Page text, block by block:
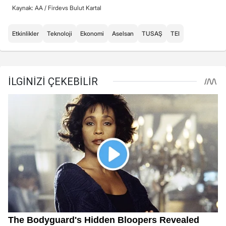
Kaynak: AA / Firdevs Bulut Kartal
Etkinlikler Teknoloji Ekonomi Aselsan TUSAŞ TEI